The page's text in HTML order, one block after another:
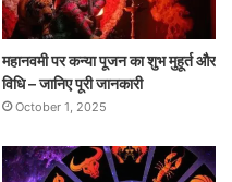
महानवमी पर कन्या पूजन का शुभ मुहूर्त और
विधि – जानिए पूरी जानकारी
October 1, 2025